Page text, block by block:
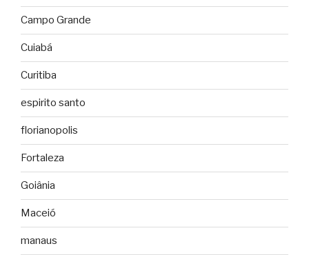
Campo Grande
Cuiabá
Curitiba
espirito santo
florianopolis
Fortaleza
Goiânia
Maceió
manaus